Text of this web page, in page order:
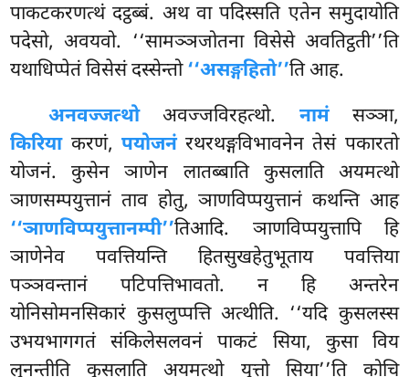
पाकटकरणत्थं दट्ठब्बं. अथ वा पदिस्सति एतेन समुदायोति
पदेसो, अवयवो. ‘‘सामञ्ञजोतना विसेसे अवतिट्ठती’’ति
यथाधिप्पेतं विसेसं दस्सेन्तो‘‘असङ्गहितो’’ति आह.
अनवज्जत्थोअवज्जविरहत्थो. नामंसञ्ञा,
किरियाकरणं, पयोजनंरथरथङ्गविभावनेन तेसं पकारतो
योजनं. कुसेन ञाणेन लातब्बाति कुसलाति अयमत्थो
ञाणसम्पयुत्तानं ताव होतु, ञाणविप्पयुत्तानं कथन्ति आह
‘‘ञाणविप्पयुत्तानम्पी’’तिआदि. ञाणविप्पयुत्तापि हि
ञाणेनेव पवत्तियन्ति हितसुखहेतुभूताय पवत्तिया
पञ्ञवन्तानं पटिपत्तिभावतो. न हि अन्तरेन
योनिसोमनसिकारं कुसलुप्पत्ति अत्थीति. ‘‘यदि कुसलस्स
उभयभागगतं संकिलेसलवनं पाकटं सिया, कुसा विय
लुनन्तीति कुसलाति अयमत्थो युत्तो सिया’’ति कोचि